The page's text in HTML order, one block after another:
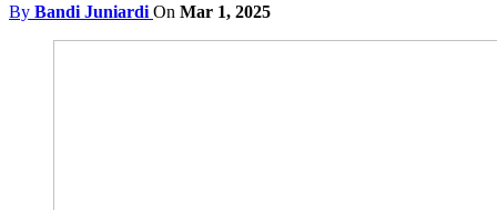
By Bandi Juniardi On Mar 1, 2025